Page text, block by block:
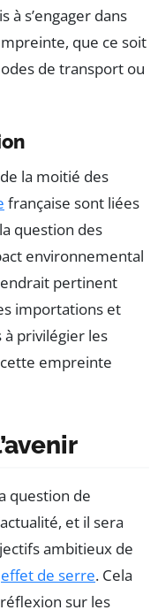
à s’engager dans
que ce soit
de transport ou
la moitié des
française sont liées
question des
environnemental
pertinent
importations et
à privilégier les
empreinte
question de
et il sera
ambitieux de
effet de serre. Cela
sur les